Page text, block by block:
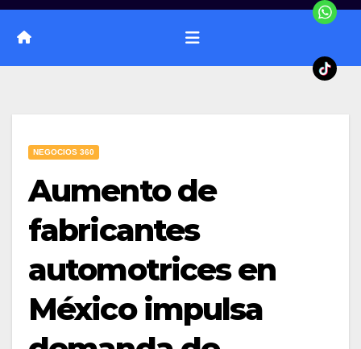
NEGOCIOS 360
Aumento de
fabricantes
automotrices en
México impulsa